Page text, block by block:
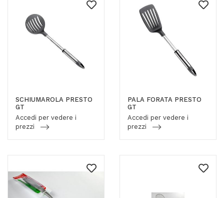
SCHIUMAROLA PRESTO
GT
Accedi per vedere i
prezzi
PALA FORATA PRESTO
GT
Accedi per vedere i
prezzi